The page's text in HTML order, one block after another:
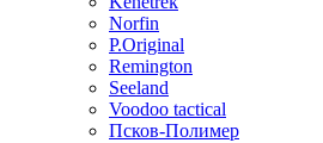
Norfin
P.Original
Remington
Seeland
Voodoo tactical
Псков-Полимер